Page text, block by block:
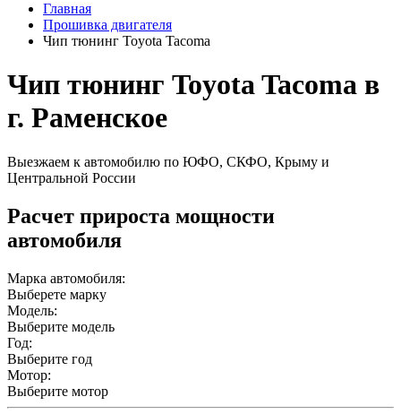
Главная
Прошивка двигателя
Чип тюнинг Toyota Tacoma
Чип тюнинг Toyota Tacoma в
г. Раменское
Выезжаем к автомобилю по ЮФО, СКФО, Крыму и
Центральной России
Расчет прироста мощности
автомобиля
Марка автомобиля:
Выберете марку
Модель:
Выберите модель
Год:
Выберите год
Мотор:
Выберите мотор